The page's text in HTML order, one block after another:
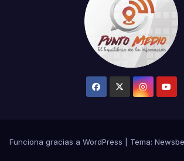
Funciona gracias a WordPress Tema: